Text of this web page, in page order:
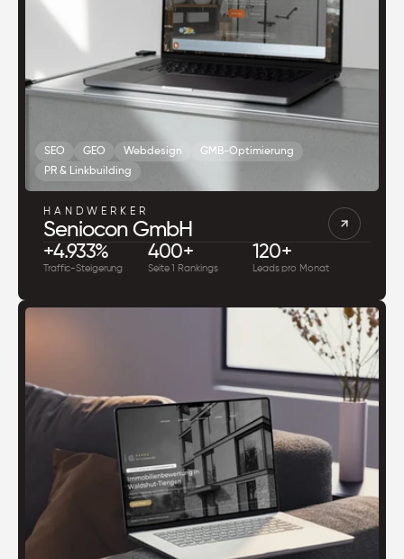
SEO GEO Webdesign
GMB-Optimierung
PR & Linkbuilding
HANDWERKER
Seniocon GmbH
+4.933%
Traffic-Steigerung
400+
Seite 1 Rankings
120+
Leads pro Monat